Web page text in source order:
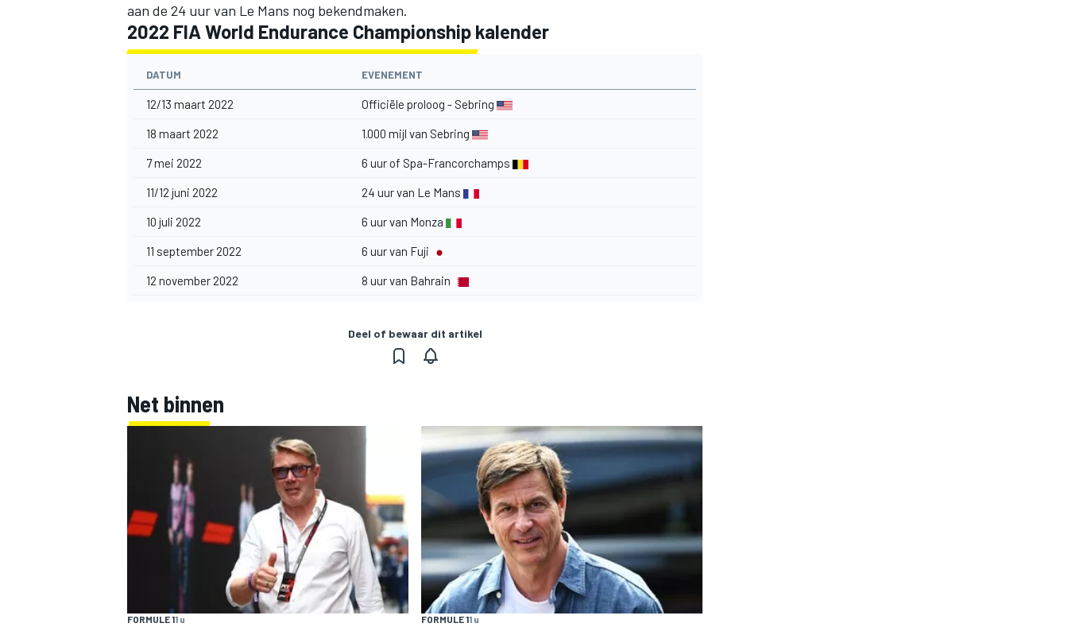
aan de 24 uur van Le Mans nog bekendmaken.
2022 FIA World Endurance Championship kalender
DATUM EVENEMENT
12/13 maart 2022 Officiële proloog - Sebring
18 maart 2022 1.000 mijl van Sebring
7 mei 2022 6 uur of Spa-Francorchamps
11/12 juni 2022 24 uur van Le Mans
10 juli 2022 6 uur van Monza
11 september 2022 6 uur van Fuji
12 november 2022 8 uur van Bahrain
Deel of bewaar dit artikel
Net binnen
FORMULE 11 u FORMULE 11 u